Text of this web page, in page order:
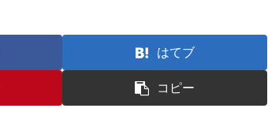
はてブ
コピー